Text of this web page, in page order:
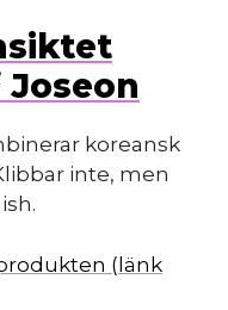
koreansk
inte, men
(länk